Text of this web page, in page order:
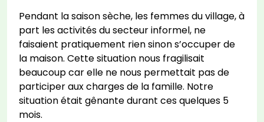
Pendant la saison sèche, les femmes du village, à
part les activités du secteur informel, ne
faisaient pratiquement rien sinon s’occuper de
la maison. Cette situation nous fragilisait
beaucoup car elle ne nous permettait pas de
participer aux charges de la famille. Notre
situation était gênante durant ces quelques 5
mois.